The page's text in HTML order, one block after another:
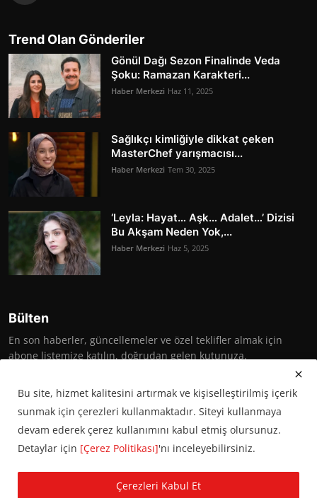
Trend Olan Gönderiler
Gönül Dağı Sezon Finalinde Veda
Şoku: Ramazan Karakteri...
Haber Merkezi Haz 11, 2025
Sağlıkçı kimliğiyle dikkat çeken
MasterChef yarışmacısı...
Haber Merkezi Tem 30, 2025
‘Leyla: Hayat… Aşk… Adalet…’ Dizisi
Bu Akşam Neden Yok,...
Haber Merkezi Haz 5, 2025
Bülten
En son haberler, güncellemeler ve özel teklifler almak için
abone listemize katılın, doğrudan gelen kutunuza.
Abone Ol
KVKK Aydınlatma Metni
Bu site, hizmet kalitesini artırmak ve kişiselleştirilmiş içerik
sunmak için çerezleri kullanmaktadır. Siteyi kullanmaya
devam ederek çerez kullanımını kabul etmiş olursunuz.
Detaylar için [Çerez Politikası]'nı inceleyebilirsiniz.
Çerezleri Kabul Et